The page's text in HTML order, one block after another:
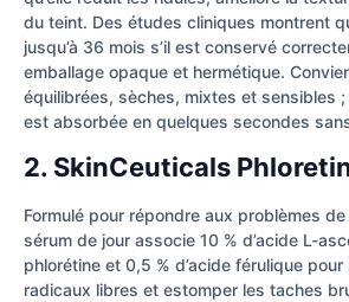
du teint. Des études cliniques montrent
jusqu’à 36 mois s’il est conservé
emballage opaque et hermétique.
équilibrées, sèches, mixtes et sensibles
est absorbée en quelques secondes
2. SkinCeuticals
Formulé pour répondre aux problèmes
sérum de jour associe 10 % d’acide L-
phlorétine et 0,5 % d’acide férulique
radicaux libres et estomper les taches